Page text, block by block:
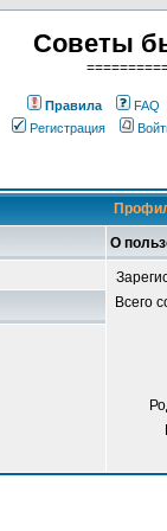
Советы
Правила
FAQ
Регистрация
О
Всего